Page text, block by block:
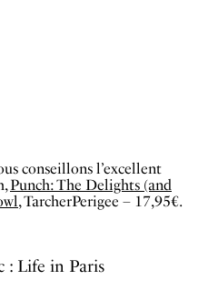
conseillons l’excellent
Punch: The Delights (and
, TarcherPerigee – 17,95€.
: Life in Paris